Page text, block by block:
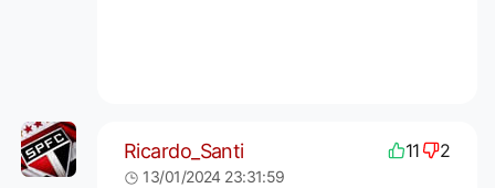
Ricardo_Santi 11 2
13/01/2024 23:31:59